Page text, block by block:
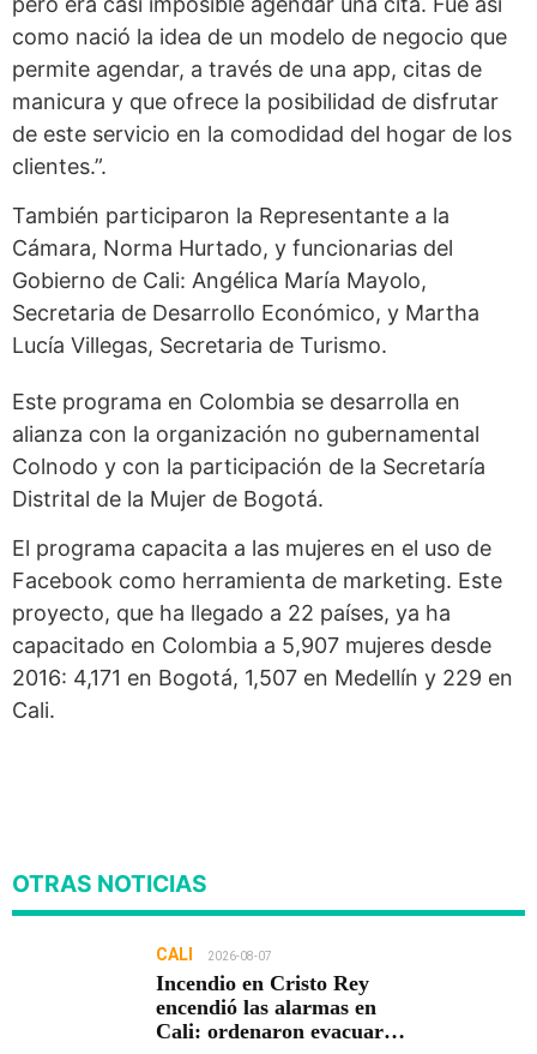
como nació la idea de un modelo de negocio que
permite agendar, a través de una app, citas de
manicura y que ofrece la posibilidad de disfrutar
de este servicio en la comodidad del hogar de los
clientes.”.
También participaron la Representante a la
Cámara, Norma Hurtado, y funcionarias del
Gobierno de Cali: Angélica María Mayolo,
Secretaria de Desarrollo Económico, y Martha
Lucía Villegas, Secretaria de Turismo.
Este programa en Colombia se desarrolla en
alianza con la organización no gubernamental
Colnodo y con la participación de la Secretaría
Distrital de la Mujer de Bogotá.
El programa capacita a las mujeres en el uso de
Facebook como herramienta de marketing. Este
proyecto, que ha llegado a 22 países, ya ha
capacitado en Colombia a 5,907 mujeres desde
2016: 4,171 en Bogotá, 1,507 en Medellín y 229 en
Cali.
OTRAS NOTICIAS
CALI 2026-08-07
Incendio en Cristo Rey
encendió las alarmas en
Cali: ordenaron evacuar